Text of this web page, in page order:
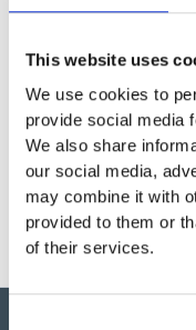
This website uses
We use cookies to
provide social media
We also share
our social media,
may combine it with
provided to them or
of their services.
Garantivillkor
Produktens utseende
på hemsidan.